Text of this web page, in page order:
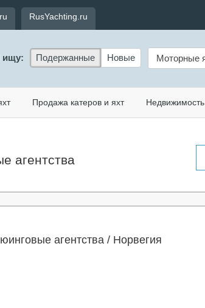
RusYachting.ru
ищу: Подержанные Новые
Продажа катеров и яхт Недвижимость
агентства
агентства / Норвегия